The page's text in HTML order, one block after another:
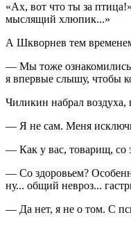
«Ах, вот что ты за
мыслящий хлюпик...»
А Шкворнев тем
— Мы тоже ознакомились,
я впервые слышу, чтобы
Чиликин набрал воздуха,
— Я не сам. Меня
— Как у вас, товарищ, со
— Со здоровьем?
ну... общий невроз...
— Да нет, я не о том. С